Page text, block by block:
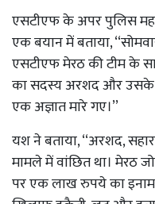
एसटीएफ के अपर पुलिस
एक बयान में बताया,
एसटीएफ मेरठ की टीम के
का सदस्य अरशद और उसके
एक अज्ञात मारे गए।’’
यश ने बताया, ‘‘अरशद,
मामले में वांछित था। मेरठ
पर एक लाख रुपये का